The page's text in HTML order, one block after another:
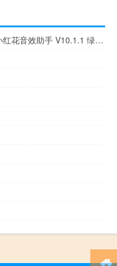
小红花音效助手 V10.1.1 绿色版（小红花音效助手 V10.1.1 绿色版功能简介）